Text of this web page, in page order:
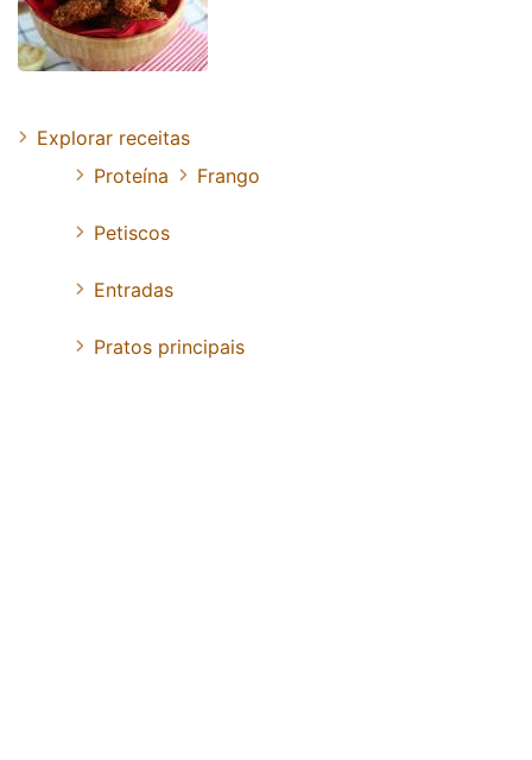
Explorar receitas
Proteína
Frango
Petiscos
Entradas
Pratos principais